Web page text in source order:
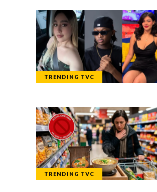
TRENDING TVC
TRENDING TVC